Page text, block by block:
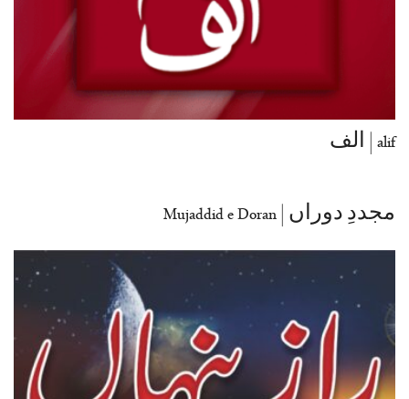
alif | الف
مجددِ دوراں | Mujaddid e Doran